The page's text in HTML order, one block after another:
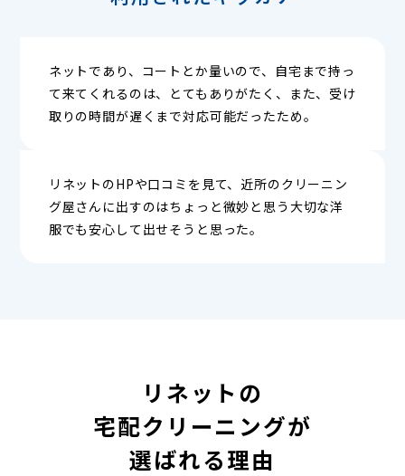
ネットであり、コートとか量いので、自宅まで持っ
て来てくれるのは、とてもありがたく、また、受け
取りの時間が遅くまで対応可能だったため。
リネットのHPや口コミを見て、近所のクリーニン
グ屋さんに出すのはちょっと微妙と思う大切な洋
服でも安心して出せそうと思った。
リネットの
宅配クリーニングが
選ばれる理由